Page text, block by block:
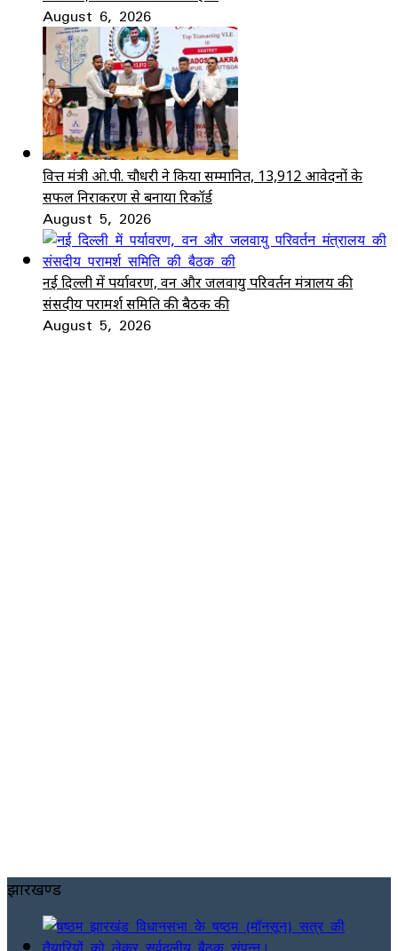
August 6, 2026
वित्त मंत्री ओ.पी. चौधरी ने किया सम्मानित, 13,912 आवेदनों के
सफल निराकरण से बनाया रिकॉर्ड
August 5, 2026
नई दिल्ली में पर्यावरण, वन और जलवायु परिवर्तन मंत्रालय की
संसदीय परामर्श समिति की बैठक की
August 5, 2026
झारखण्ड